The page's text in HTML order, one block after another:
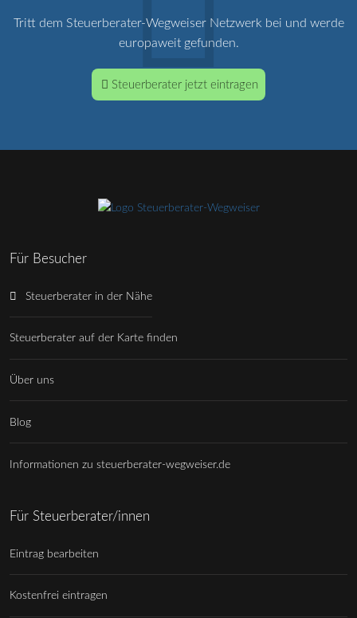
Tritt dem Steuerberater-Wegweiser Netzwerk bei und werde
europaweit gefunden.
Steuerberater jetzt eintragen
Für Besucher
Steuerberater in der Nähe
Steuerberater auf der Karte finden
Über uns
Blog
Informationen zu steuerberater-wegweiser.de
Für Steuerberater/innen
Eintrag bearbeiten
Kostenfrei eintragen